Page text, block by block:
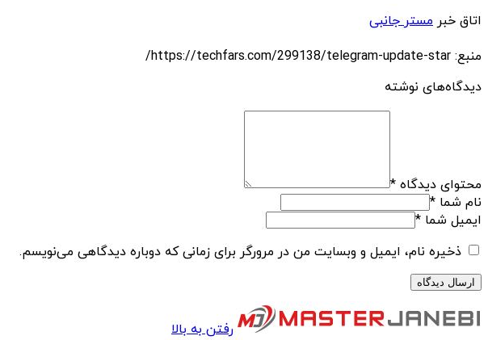
اتاق خبر مستر جانبی
منبع: https://techfars.com/299138/telegram-update-star/
دیدگاه‌های نوشته
محتوای دیدگاه *
نام شما *
ایمیل شما *
ذخیره نام، ایمیل و وبسایت من در مرورگر برای زمانی که دوباره دیدگاهی می‌نویسم.
رفتن به بالا